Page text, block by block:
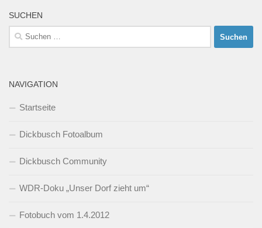
SUCHEN
Suchen
nach:
NAVIGATION
Startseite
Dickbusch Fotoalbum
Dickbusch Community
WDR-Doku „Unser Dorf zieht um“
Fotobuch vom 1.4.2012